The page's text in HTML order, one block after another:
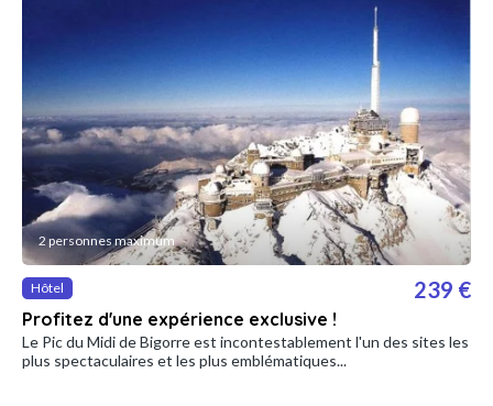
2 personnes maximum
Hôtel
Profitez d'une expérience exclusive !
239 €
Le Pic du Midi de Bigorre est incontestablement l'un des sites les
plus spectaculaires et les plus emblématiques...